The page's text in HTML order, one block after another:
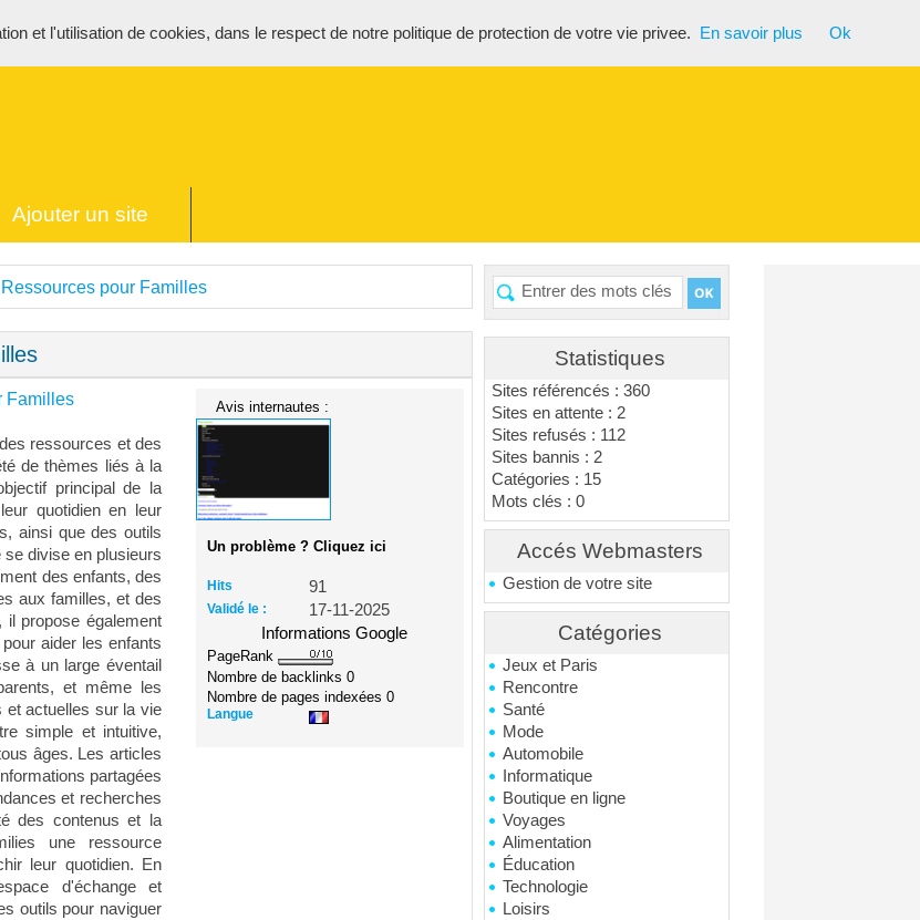
Ajouter un site
Statistiques
Sites référencés : 360
Sites en attente : 2
Sites refusés : 112
Sites bannis : 2
Catégories : 15
Mots clés : 0
Accés Webmasters
Gestion de votre site
Catégories
Jeux et Paris
Rencontre
Santé
Mode
Automobile
Informatique
Boutique en ligne
Voyages
Alimentation
Éducation
Technologie
Loisirs
pour Familles
Familles
ressources et des
de thèmes liés à la
principal de la
quotidien en leur
ainsi que des outils
divise en plusieurs
des enfants, des
aux familles, et des
il propose également
aider les enfants
à un large éventail
et même les
et actuelles sur la vie
simple et intuitive,
âges. Les articles
partagées
et recherches
des contenus et la
une ressource
leur quotidien. En
d'échange et
outils pour naviguer
Avis internautes :
Un problème ? Cliquez ici
Hits 91
Validé le :
17-11-2025
Informations Google
PageRank
Nombre de backlinks0
Nombre de pages indexées0
Langue
et l'utilisation de cookies, dans le respect de notre politique de protection de votre vie privee. En savoir plus Ok